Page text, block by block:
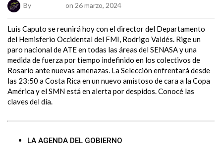
By on 26 marzo, 2024
Luis Caputo se reunirá hoy con el director del Departamento
del Hemisferio Occidental del FMI, Rodrigo Valdés. Rige un
paro nacional de ATE en todas las áreas del SENASA y una
medida de fuerza por tiempo indefinido en los colectivos de
Rosario ante nuevas amenazas. La Selección enfrentará desde
las 23:50 a Costa Rica en un nuevo amistoso de cara a la Copa
América y el SMN está en alerta por despidos. Conocé las
claves del día.
LA AGENDA DEL GOBIERNO